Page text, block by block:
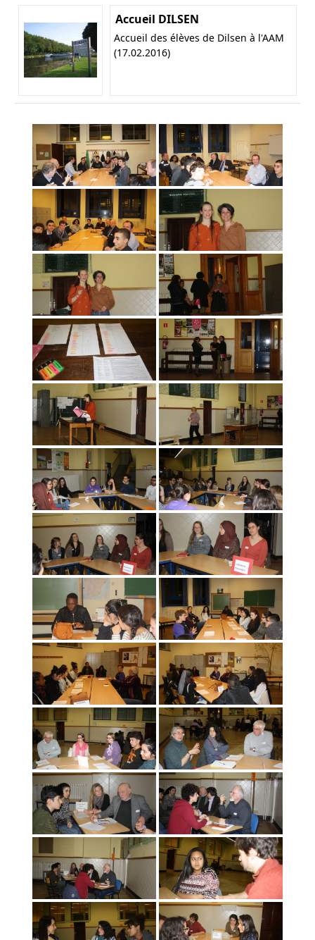
Accueil DILSEN
Accueil des élèves de Dilsen à l'AAM
(17.02.2016)